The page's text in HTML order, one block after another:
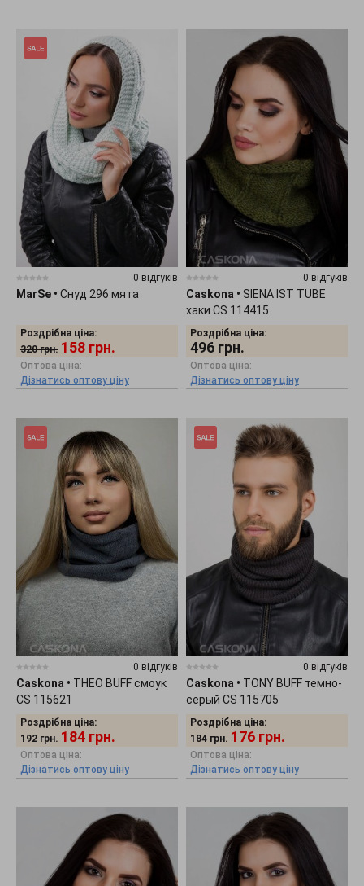
0 відгуків
MarSe • Снуд 296 мята
Роздрібна ціна:
320 грн. 158 грн.
Оптова ціна:
Дізнатись оптову ціну
0 відгуків
Caskona • SIENA IST TUBE
хаки CS 114415
Роздрібна ціна:
496 грн.
Оптова ціна:
Дізнатись оптову ціну
0 відгуків
Caskona • THEO BUFF смоук
CS 115621
Роздрібна ціна:
192 грн. 184 грн.
Оптова ціна:
Дізнатись оптову ціну
0 відгуків
Caskona • TONY BUFF темно-
серый CS 115705
Роздрібна ціна:
184 грн. 176 грн.
Оптова ціна:
Дізнатись оптову ціну